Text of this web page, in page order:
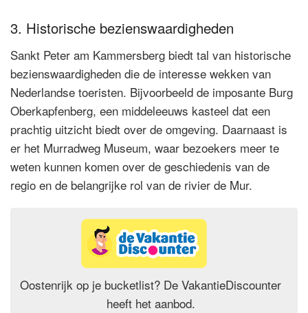
3. Historische bezienswaardigheden
Sankt Peter am Kammersberg biedt tal van historische
bezienswaardigheden die de interesse wekken van
Nederlandse toeristen. Bijvoorbeeld de imposante Burg
Oberkapfenberg, een middeleeuws kasteel dat een
prachtig uitzicht biedt over de omgeving. Daarnaast is
er het Murradweg Museum, waar bezoekers meer te
weten kunnen komen over de geschiedenis van de
regio en de belangrijke rol van de rivier de Mur.
Oostenrijk op je bucketlist? De VakantieDiscounter
heeft het aanbod.